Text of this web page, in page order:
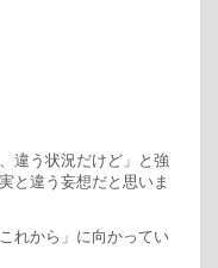
違う状況だけど」と強
と違う妄想だと思いま
れから」に向かってい